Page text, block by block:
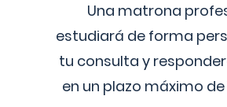
Una matrona
estudiará de forma
tu consulta y
en un plazo máximo de